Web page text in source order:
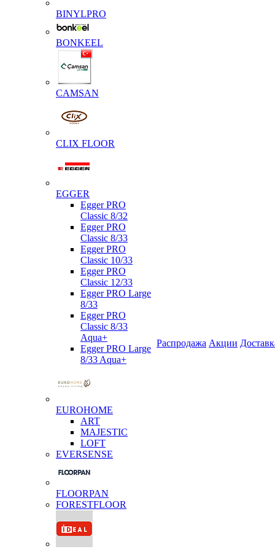
BINYLPRO
BONKEEL
CAMSAN
CLIX FLOOR
EGGER
Egger PRO
Classic 8/32
Egger PRO
Classic 8/33
Egger PRO
Classic 10/33
Egger PRO
Classic 12/33
Egger PRO Large
8/33
Egger PRO
Classic 8/33
Aqua+
Egger PRO Large
8/33 Aqua+
EUROHOME
ART
MAJESTIC
LOFT
EVERSENSE
FLOORPAN
FORESTFLOOR
Распродажа Акции